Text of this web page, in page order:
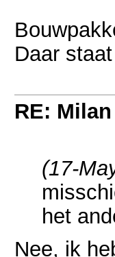
Daar
RE:
(17-
het
Nee, ik